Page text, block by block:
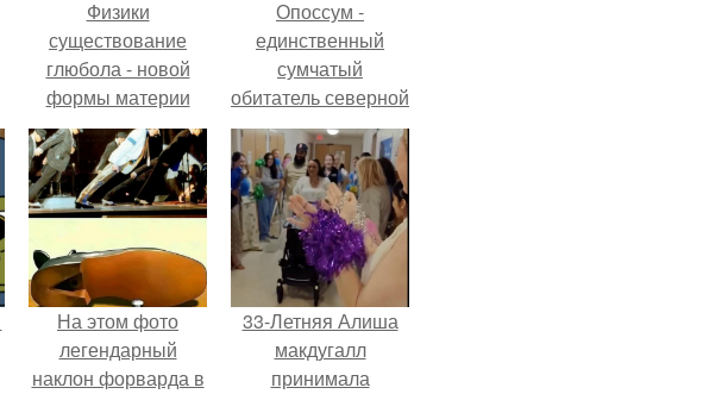
Физики
существование
глюбола - новой
формы материи
подтвердили.
Опоссум -
единственный
сумчатый
обитатель северной
америки.
На этом фото
легендарный
наклон форварда в
33-Летняя Алиша
макдугалл
принимала